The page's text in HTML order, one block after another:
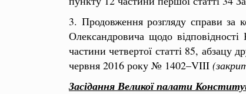
3. Продовження розгляду справи за
Олександровича щодо відповідності
частини четвертої статті 85, абзацу
червня 2016 року № 1402–VIII
Засідання Великої палати